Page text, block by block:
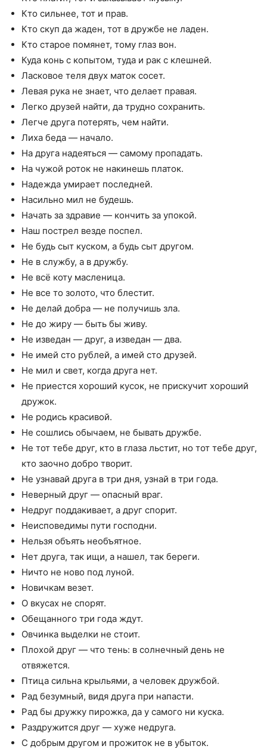
Кто сильнее, тот и прав.
Кто скуп да жаден, тот в дружбе не ладен.
Кто старое помянет, тому глаз вон.
Куда конь с копытом, туда и рак с клешней.
Ласковое теля двух маток сосет.
Левая рука не знает, что делает правая.
Легко друзей найти, да трудно сохранить.
Легче друга потерять, чем найти.
Лиха беда — начало.
На друга надеяться — самому пропадать.
На чужой роток не накинешь платок.
Надежда умирает последней.
Насильно мил не будешь.
Начать за здравие — кончить за упокой.
Наш пострел везде поспел.
Не будь сыт куском, а будь сыт другом.
Не в службу, а в дружбу.
Не всё коту масленица.
Не все то золото, что блестит.
Не делай добра — не получишь зла.
Не до жиру — быть бы живу.
Не изведан — друг, а изведан — два.
Не имей сто рублей, а имей сто друзей.
Не мил и свет, когда друга нет.
Не приестся хороший кусок, не прискучит хороший
дружок.
Не родись красивой.
Не сошлись обычаем, не бывать дружбе.
Не тот тебе друг, кто в глаза льстит, но тот тебе друг,
кто заочно добро творит.
Не узнавай друга в три дня, узнай в три года.
Неверный друг — опасный враг.
Недруг поддакивает, а друг спорит.
Неисповедимы пути господни.
Нельзя объять необъятное.
Нет друга, так ищи, а нашел, так береги.
Ничто не ново под луной.
Новичкам везет.
О вкусах не спорят.
Обещанного три года ждут.
Овчинка выделки не стоит.
Плохой друг — что тень: в солнечный день не
отвяжется.
Птица сильна крыльями, а человек дружбой.
Рад безумный, видя друга при напасти.
Рад бы дружку пирожка, да у самого ни куска.
Раздружится друг — хуже недруга.
С добрым другом и прожиток не в убыток.